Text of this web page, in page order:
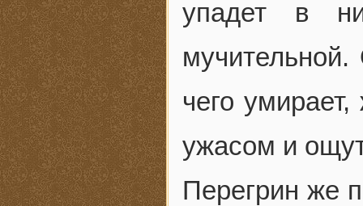
упадет в
чего
ужасом и
Перегрин же